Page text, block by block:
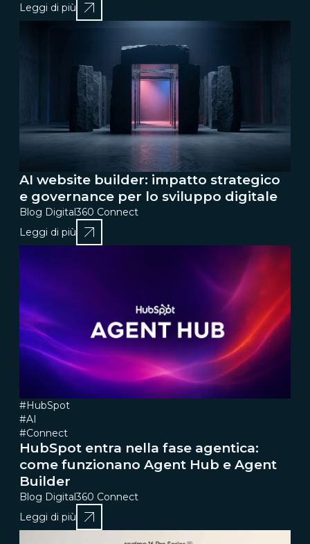
Leggi di più
AI website builder: impatto strategico
e governance per lo sviluppo digitale
Blog Digital360 Connect
Leggi di più
#HubSpot
#AI
#Connect
HubSpot entra nella fase agentica:
come funzionano Agent Hub e Agent
Builder
Blog Digital360 Connect
Leggi di più